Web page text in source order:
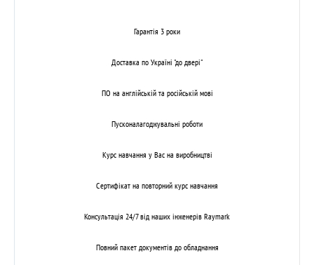
Гарантія 3 роки
Доставка по Україні "до двері"
ПО на англійській та російській мові
Пусконалагоджувальні роботи
Курс навчання у Вас на виробництві
Сертифікат на повторний курс навчання
Консультація 24/7 від наших інженерів Raymark
Повний пакет документів до обладнання